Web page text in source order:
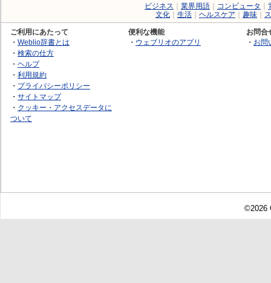
ビジネス 業界用語 コンピュータ
文化
生活 ヘルスケア 趣味
ご利用にあたって
・ Weblio辞書とは
・ 検索の仕方
・ ヘルプ
・ 利用規約
・ プライバシーポリシー
・ サイトマップ
・ クッキー・アクセスデータに
ついて
便利な機能
・ ウェブリオのアプリ
お問合
・ お問
©2026